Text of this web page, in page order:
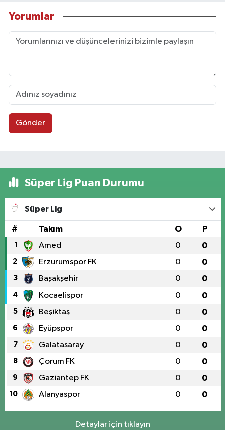
Yorumlar
Gönder
Süper Lig Puan Durumu
Süper Lig
# Takım O P
1 Amed 0 0
2 Erzurumspor FK 0 0
3 Başakşehir 0 0
4 Kocaelispor 0 0
5 Beşiktaş 0 0
6 Eyüpspor 0 0
7 Galatasaray 0 0
8 Çorum FK 0 0
9 Gaziantep FK 0 0
10 Alanyaspor 0 0
Detaylar için tıklayın